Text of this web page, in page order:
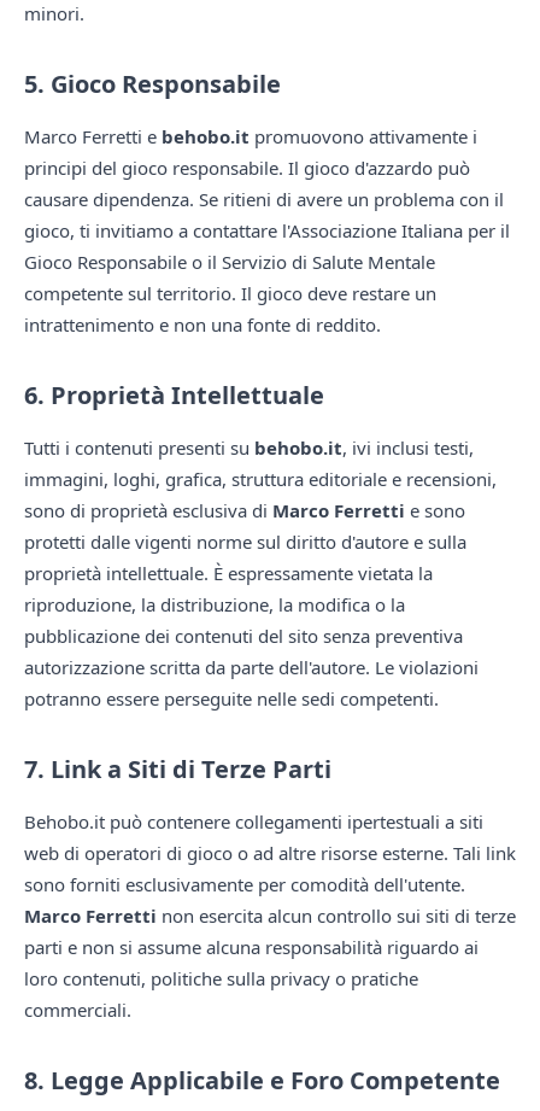
minori.
5. Gioco Responsabile
Marco Ferretti e behobo.it promuovono attivamente i
principi del gioco responsabile. Il gioco d'azzardo può
causare dipendenza. Se ritieni di avere un problema con il
gioco, ti invitiamo a contattare l'Associazione Italiana per il
Gioco Responsabile o il Servizio di Salute Mentale
competente sul territorio. Il gioco deve restare un
intrattenimento e non una fonte di reddito.
6. Proprietà Intellettuale
Tutti i contenuti presenti su behobo.it, ivi inclusi testi,
immagini, loghi, grafica, struttura editoriale e recensioni,
sono di proprietà esclusiva di Marco Ferretti e sono
protetti dalle vigenti norme sul diritto d'autore e sulla
proprietà intellettuale. È espressamente vietata la
riproduzione, la distribuzione, la modifica o la
pubblicazione dei contenuti del sito senza preventiva
autorizzazione scritta da parte dell'autore. Le violazioni
potranno essere perseguite nelle sedi competenti.
7. Link a Siti di Terze Parti
Behobo.it può contenere collegamenti ipertestuali a siti
web di operatori di gioco o ad altre risorse esterne. Tali link
sono forniti esclusivamente per comodità dell'utente.
Marco Ferretti non esercita alcun controllo sui siti di terze
parti e non si assume alcuna responsabilità riguardo ai
loro contenuti, politiche sulla privacy o pratiche
commerciali.
8. Legge Applicabile e Foro Competente